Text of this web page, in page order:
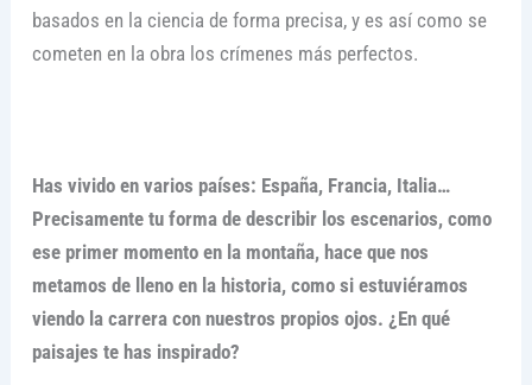
basados en la ciencia de forma precisa, y es así como se
cometen en la obra los crímenes más perfectos.
Has vivido en varios países: España, Francia, Italia…
Precisamente tu forma de describir los escenarios, como
ese primer momento en la montaña, hace que nos
metamos de lleno en la historia, como si estuviéramos
viendo la carrera con nuestros propios ojos. ¿En qué
paisajes te has inspirado?